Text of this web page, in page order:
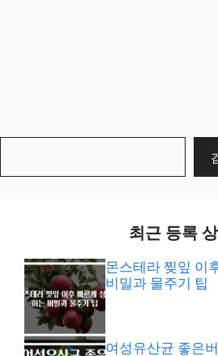
최근 등록
몬스테라 찢잎 이
비밀과 물주기 팁
여성유산균 좋은